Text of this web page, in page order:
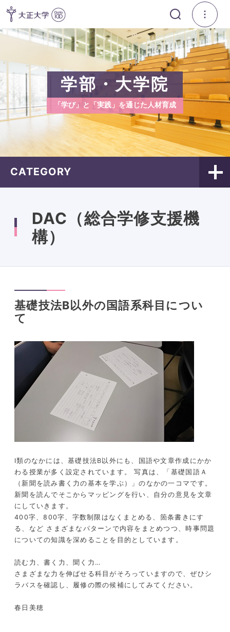
学部・大学院
「学び」と「実践」を通じた人材育成
CATEGORY
DAC（総合学修支援機
構）
基礎技法B以外の国語系科目につい
て
Ⅰ類のなかには、基礎技法B以外にも、国語や文章作成にかか
わる授業が多く設定されています。 写真は、「基礎国語Ａ
（新聞を読み書く力の基本を学ぶ）」のなかの一コマです。
新聞を読んでそこからマッピングを行い、自分の意見を文章
にしていきます。
400字、800字、字数制限はなくまとめる、箇条書きにす
る、など さまざまなパターンで内容をまとめつつ、時事問題
についての知識を深めることを目的としています。
読む力、書く力、聞く力…
さまざまな力を伸ばせる科目がそろっていますので、ぜひシ
ラバスを確認し、履修の際の候補にしてみてください。
春日美穂